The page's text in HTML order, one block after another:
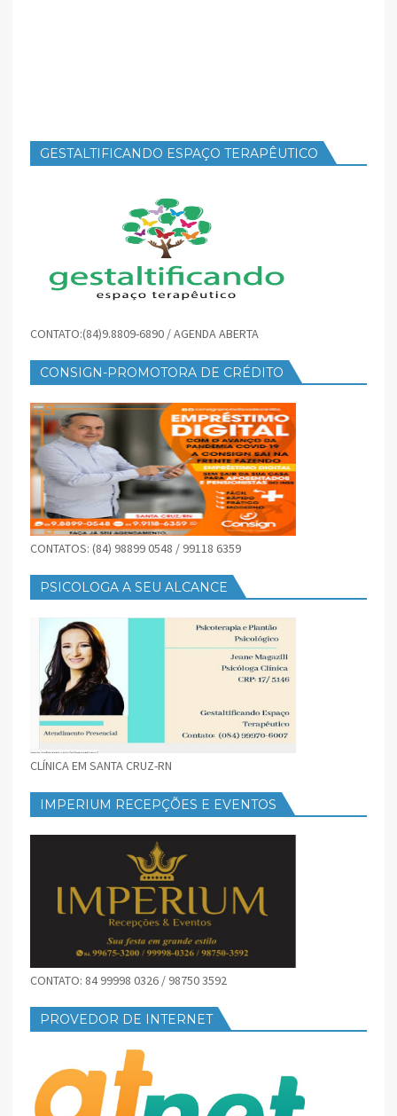
GESTALTIFICANDO ESPAÇO TERAPÊUTICO
CONTATO:(84)9.8809-6890 / AGENDA ABERTA
CONSIGN-PROMOTORA DE CRÉDITO
CONTATOS: (84) 98899 0548 / 99118 6359
PSICOLOGA A SEU ALCANCE
CLÍNICA EM SANTA CRUZ-RN
IMPERIUM RECEPÇÕES E EVENTOS
CONTATO: 84 99998 0326 / 98750 3592
PROVEDOR DE INTERNET